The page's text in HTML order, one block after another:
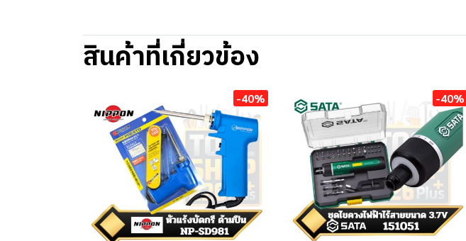
สินค้าที่เกี่ยวข้อง
-40% -40%